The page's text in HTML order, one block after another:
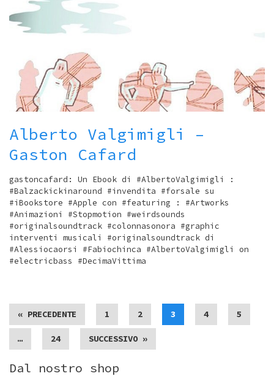
Alberto Valgimigli –
Gaston Cafard
gastoncafard: Un Ebook di #AlbertoValgimigli :
#Balzackickinaround #invendita #forsale su
#iBookstore #Apple con #featuring : #Artworks
#Animazioni #Stopmotion #weirdsounds
#originalsoundtrack #colonnasonora #graphic
interventi musicali #originalsoundtrack di
#Alessiocaorsi #Fabiochinca #AlbertoValgimigli on
#electricbass #DecimaVittima
« PRECEDENTE 1 2 3 4 5
… 24 SUCCESSIVO »
Dal nostro shop